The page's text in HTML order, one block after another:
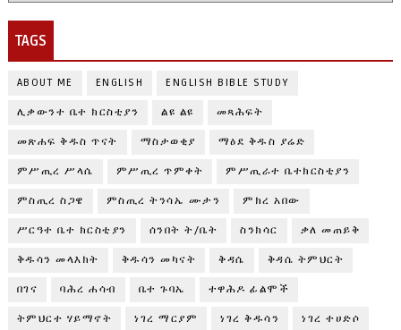
TAGS
ABOUT ME ENGLISH ENGLISH BIBLE STUDY
ሊቃውንተ ቤተ ክርስቲያን ልዩ ልዩ መጻሕፍት
መጽሐፍ ቅዱስ ጥናት ማስታወቂያ ማዕደ ቅዱስ ያሬድ
ምሥጢረ ሥላሴ ምሥጢረ ጥምቀት ምሥጢራተ ቤተክርስቲያን
ምስጢረ ስጋዌ ምስጢረ ትንሳኤ ሙታን ምክረ አበው
ሥርዓተ ቤተ ክርስቲያን ሰንበት ት/ቤት ስንክሳር ቃለ መጠይቅ
ቅዱሳን መላእክት ቅዱሳን መካናት ቅዳሴ ቅዳሴ ትምህርት
በገና ባሕረ ሐሳብ ቤተ ጉባኤ ተዋሕዶ ፊልሞች
ትምህርተ ሃይማኖት ነገረ ማርያም ነገረ ቅዱሳን ነገረ ተሀድሶ